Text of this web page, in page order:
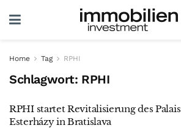
Home Tag RPHI
Schlagwort: RPHI
RPHI startet Revitalisierung des Palais
Esterházy in Bratislava